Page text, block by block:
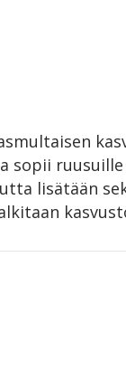
sopii
lisätään